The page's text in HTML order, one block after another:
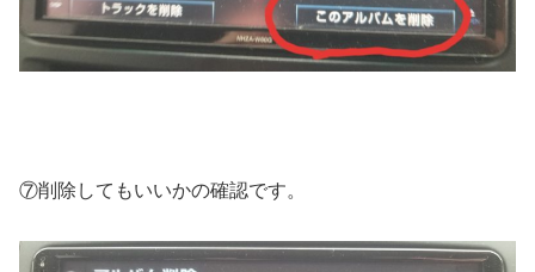
⑦削除してもいいかの確認です。